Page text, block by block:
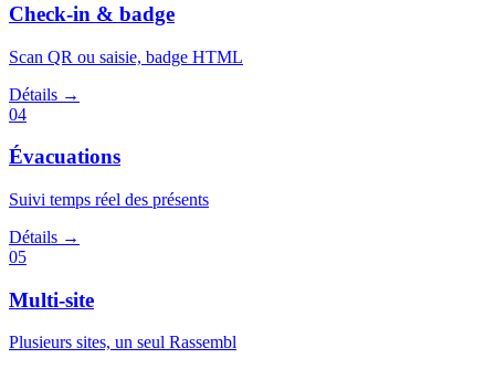
Check-in & badge
Scan QR ou saisie, badge HTML
Détails →
04
Évacuations
Suivi temps réel des présents
Détails →
05
Multi-site
Plusieurs sites, un seul Rassembl